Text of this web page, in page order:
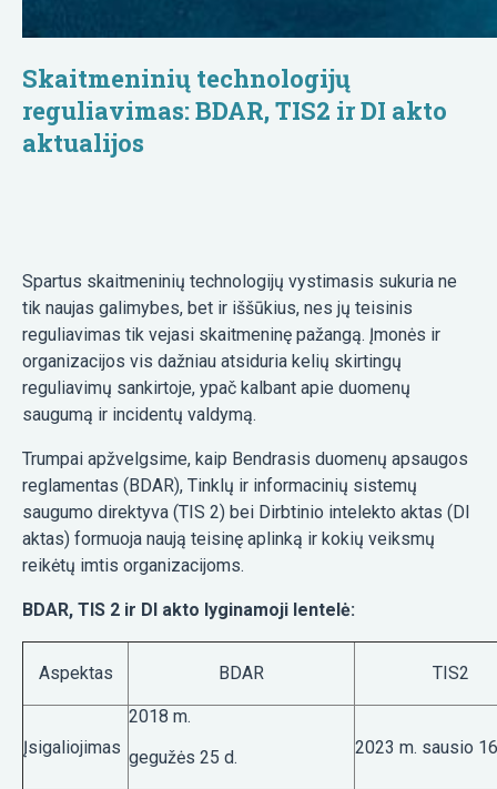
Skaitmeninių technologijų
reguliavimas: BDAR, TIS2 ir DI akto
aktualijos
Spartus skaitmeninių technologijų vystimasis sukuria ne
tik naujas galimybes, bet ir iššūkius, nes jų teisinis
reguliavimas tik vejasi skaitmeninę pažangą. Įmonės ir
organizacijos vis dažniau atsiduria kelių skirtingų
reguliavimų sankirtoje, ypač kalbant apie duomenų
saugumą ir incidentų valdymą.
Trumpai apžvelgsime, kaip Bendrasis duomenų apsaugos
reglamentas (BDAR), Tinklų ir informacinių sistemų
saugumo direktyva (TIS 2) bei Dirbtinio intelekto aktas (DI
aktas) formuoja naują teisinę aplinką ir kokių veiksmų
reikėtų imtis organizacijoms.
BDAR, TIS 2 ir DI akto lyginamoji lentelė:
Aspektas BDAR TIS2
Įsigaliojimas
2018 m.
gegužės 25 d.
2023 m. sausio